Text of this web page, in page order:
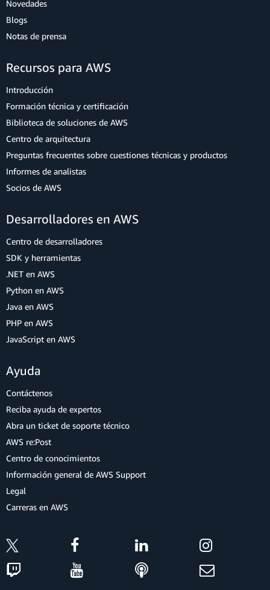
Novedades
Blogs
Notas de prensa
Recursos para AWS
Introducción
Formación técnica y certificación
Biblioteca de soluciones de AWS
Centro de arquitectura
Preguntas frecuentes sobre cuestiones técnicas y productos
Informes de analistas
Socios de AWS
Desarrolladores en AWS
Centro de desarrolladores
SDK y herramientas
.NET en AWS
Python en AWS
Java en AWS
PHP en AWS
JavaScript en AWS
Ayuda
Contáctenos
Reciba ayuda de expertos
Abra un ticket de soporte técnico
AWS re:Post
Centro de conocimientos
Información general de AWS Support
Legal
Carreras en AWS